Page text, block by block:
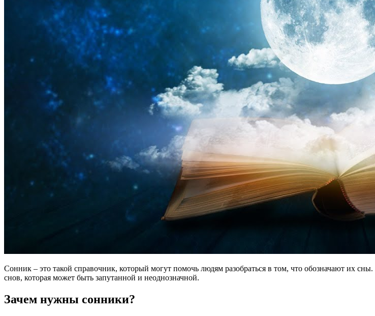
Сонник – это такой справочник, который могут помочь людям разобраться в том, что обозначают их
снов, которая может быть запутанной и неоднозначной.
Зачем нужны сонники?